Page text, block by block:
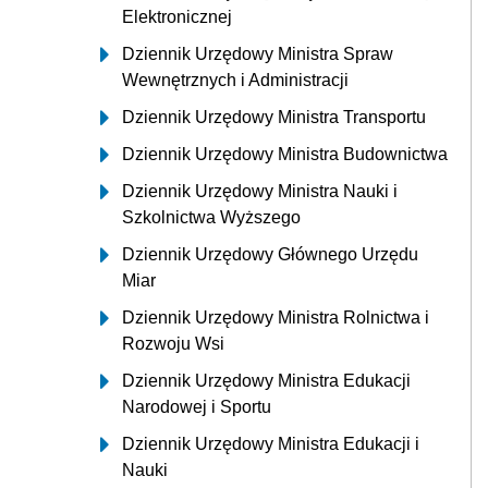
Elektronicznej
Dziennik Urzędowy Ministra Spraw
Wewnętrznych i Administracji
Dziennik Urzędowy Ministra Transportu
Dziennik Urzędowy Ministra Budownictwa
Dziennik Urzędowy Ministra Nauki i
Szkolnictwa Wyższego
Dziennik Urzędowy Głównego Urzędu
Miar
Dziennik Urzędowy Ministra Rolnictwa i
Rozwoju Wsi
Dziennik Urzędowy Ministra Edukacji
Narodowej i Sportu
Dziennik Urzędowy Ministra Edukacji i
Nauki